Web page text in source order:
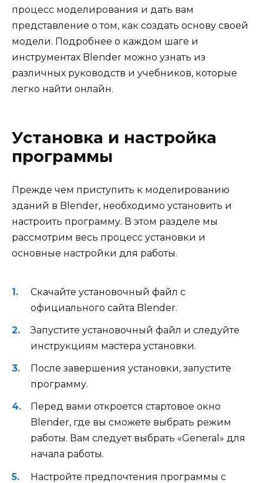
процесс моделирования и дать вам
представление о том, как создать основу своей
модели. Подробнее о каждом шаге и
инструментах Blender можно узнать из
различных руководств и учебников, которые
легко найти онлайн.
Установка и настройка
программы
Прежде чем приступить к моделированию
зданий в Blender, необходимо установить и
настроить программу. В этом разделе мы
рассмотрим весь процесс установки и
основные настройки для работы.
Скачайте установочный файл с
официального сайта Blender.
Запустите установочный файл и следуйте
инструкциям мастера установки.
После завершения установки, запустите
программу.
Перед вами откроется стартовое окно
Blender, где вы сможете выбрать режим
работы. Вам следует выбрать «General» для
начала работы.
Настройте предпочтения программы с